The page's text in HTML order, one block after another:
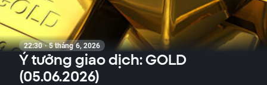
22:30 · 5 tháng 6, 2026
Ý tưởng giao dịch: GOLD
(05.06.2026)